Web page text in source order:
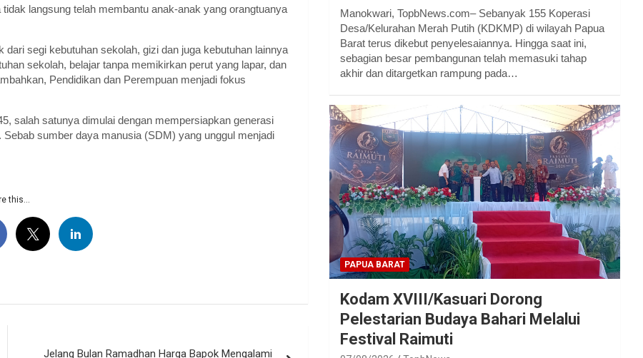
langsung telah membantu anak-anak yang orangtuanya
segi kebutuhan sekolah, gizi dan juga kebutuhan lainnya
sekolah, belajar tanpa memikirkan perut yang lapar, dan
Pendidikan dan Perempuan menjadi fokus
salah satunya dimulai dengan mempersiapkan generasi
sumber daya manusia (SDM) yang unggul menjadi
this...
Jelang Bulan Ramadhan Harga Bapok Mengalami
Manokwari, TopbNews.com– Sebanyak 155 Koperasi
Desa/Kelurahan Merah Putih (KDKMP) di wilayah Papua
Barat terus dikebut penyelesaiannya. Hingga saat ini,
sebagian besar pembangunan telah memasuki tahap
akhir dan ditargetkan rampung pada…
PAPUA BARAT
Kodam XVIII/Kasuari Dorong
Pelestarian Budaya Bahari Melalui
Festival Raimuti